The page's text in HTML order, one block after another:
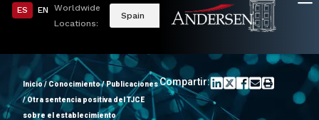
ES EN
Worldwide
Locations:
Spain
Inicio/ Conocimiento/Publicaciones
/Otra sentencia positiva del TJCE
sobre el establecimiento
Compartir: